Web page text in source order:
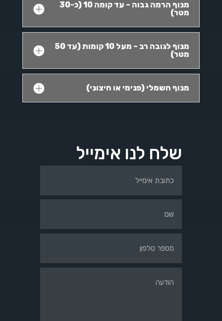
מנוף הרמה גבוה – עד קומה 10 (כ-30
מטר)
מנוף לגובה רב – מעל 10 קומות (עד 50
מטר)
מנוף חשמלי (פנימי או חיצוני)
שלח לנו אימייל